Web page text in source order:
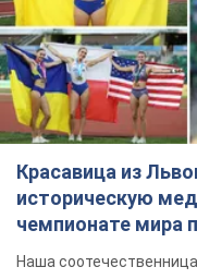
Красавица из
историческую
чемпионате мира
Видео
Наша